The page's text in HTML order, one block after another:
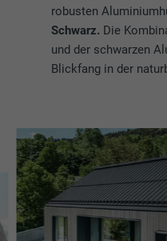
robusten
Schwarz. Die
und der schwarzen
Blickfang in der